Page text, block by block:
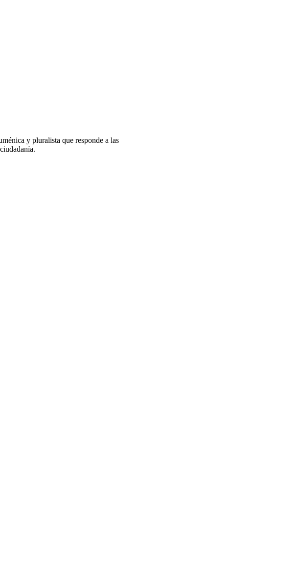
y pluralista que responde a las